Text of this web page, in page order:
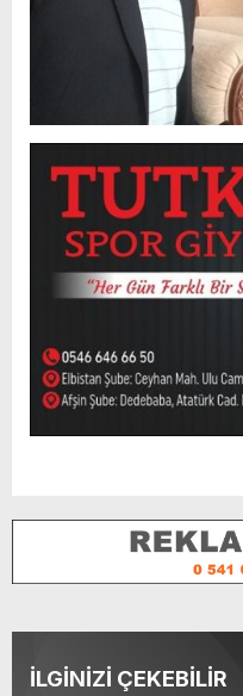
İLGİNİZİ ÇEKEBİLİR